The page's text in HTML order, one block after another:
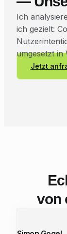
Ich
ich gezielt:
umgesetzt in
Jetzt
von